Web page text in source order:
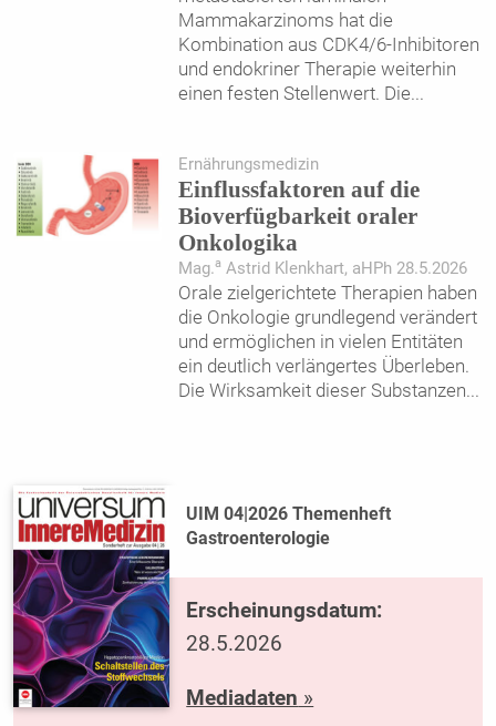
Mammakarzinoms hat die
Kombination aus CDK4/6-Inhibitoren
und endokriner Therapie weiterhin
einen festen Stellenwert. Die...
Ernährungsmedizin
Einflussfaktoren auf die
Bioverfügbarkeit oraler
Onkologika
Mag.a Astrid Klenkhart, aHPh 28.5.2026
Orale zielgerichtete Therapien haben
die Onkologie grundlegend verändert
und ermöglichen in vielen Entitäten
ein deutlich verlängertes Überleben.
Die Wirksamkeit dieser Substanzen...
UIM 04|2026 Themenheft
Gastroenterologie
Erscheinungsdatum:
28.5.2026
Mediadaten »